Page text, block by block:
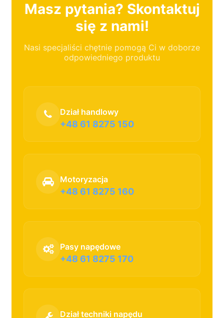
Masz pytania? Skontaktuj
się z nami!
Nasi specjaliści chętnie pomogą Ci w doborze
odpowiedniego produktu
Dział handlowy
+48 61 8275 150
Motoryzacja
+48 61 8275 160
Pasy napędowe
+48 61 8275 170
Dział techniki napędu